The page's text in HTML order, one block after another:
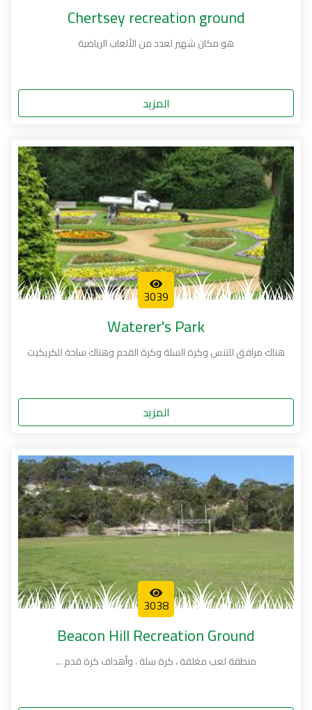
Chertsey recreation ground
هو مكان شهير لعدد من الألعاب الرياضية
المزيد
3039
Waterer's Park
هناك مرافق للتنس وكرة السلة وكرة القدم وهناك ساحة للكريكيت
المزيد
3038
Beacon Hill Recreation Ground
منطقة لعب مغلقة ، كرة سلة ، وأهداف كرة قدم ...